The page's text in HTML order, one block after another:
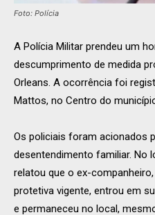
Foto: Polícia
A Polícia Militar prendeu um
descumprimento de medida
Orleans. A ocorrência foi
Mattos, no Centro do
Os policiais foram acionados
desentendimento familiar. No
relatou que o ex-
protetiva vigente, entrou em
e permaneceu no local,